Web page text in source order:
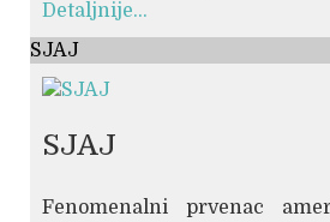
Detaljnije...
SJAJ
SJAJ
Fenomenalni prvenac